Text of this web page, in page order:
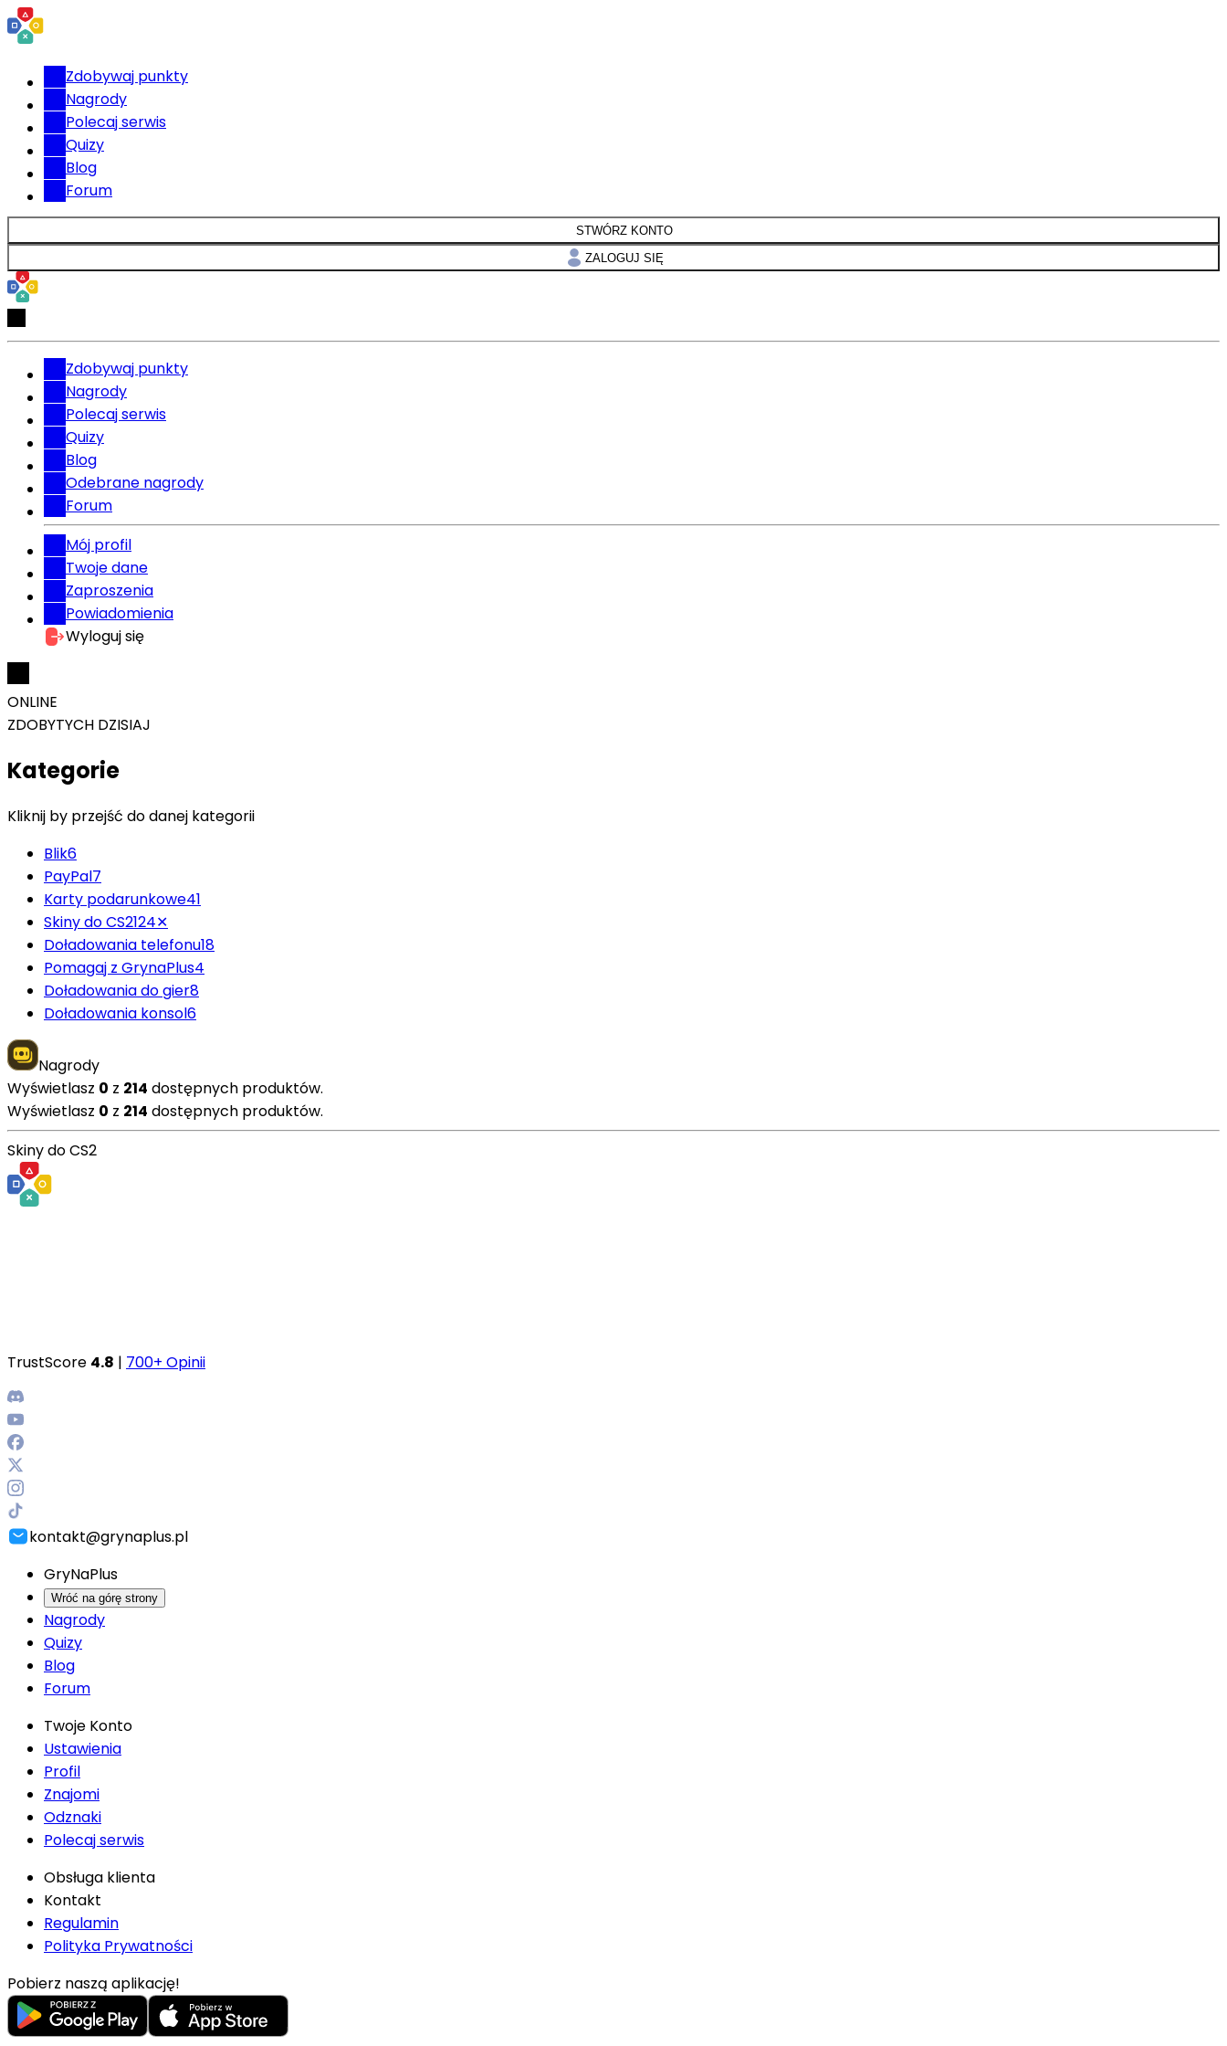
Zdobywaj punkty
Nagrody
Polecaj serwis
Quizy
Blog
Forum
STWÓRZ KONTO
ZALOGUJ SIĘ
Zdobywaj punkty
Nagrody
Polecaj serwis
Quizy
Blog
Odebrane nagrody
Forum
Mój profil
Twoje dane
Zaproszenia
Powiadomienia
Wyloguj się
ONLINE
ZDOBYTYCH DZISIAJ
Kategorie
Kliknij by przejść do danej kategorii
Blik6
PayPal7
Karty podarunkowe41
Skiny do CS2124✕
Doładowania telefonu18
Pomagaj z GrynaPlus4
Doładowania do gier8
Doładowania konsol6
Nagrody
Wyświetlasz 0 z 214 dostępnych produktów.
Wyświetlasz 0 z 214 dostępnych produktów.
Skiny do CS2
TrustScore 4.8 | 700+ Opinii
kontakt@grynaplus.pl
GryNaPlus
Wróć na górę strony
Nagrody
Quizy
Blog
Forum
Twoje Konto
Ustawienia
Profil
Znajomi
Odznaki
Polecaj serwis
Obsługa klienta
Kontakt
Regulamin
Polityka Prywatności
Pobierz naszą aplikację!